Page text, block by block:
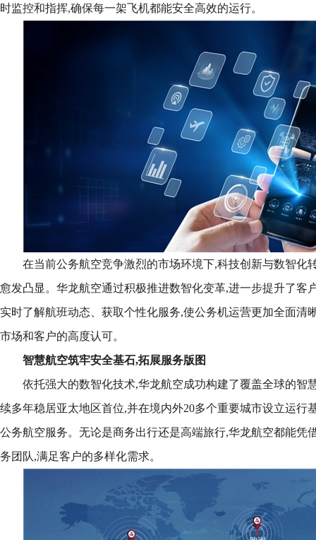
时监控和指挥,确保每一架飞机都能安全高效的运行。
在当前公务航空竞争激烈的市场环境下,科技创新与数智化
愈发凸显。华龙航空通过积极推进数智化变革,进一步提升了客
实时了解航班动态、获取个性化服务,使公务机运营更加全面清
市场和客户的高度认可。
智慧航空筑牢安全基石,拓展服务版图
依托强大的数智化技术,华龙航空成功构建了覆盖全球的智
续多年稳居亚太地区首位,并在境内外20多个重要城市设立运行
公务航空服务。无论是商务出行还是高端旅行,华龙航空都能凭
务团队,满足客户的多样化需求。